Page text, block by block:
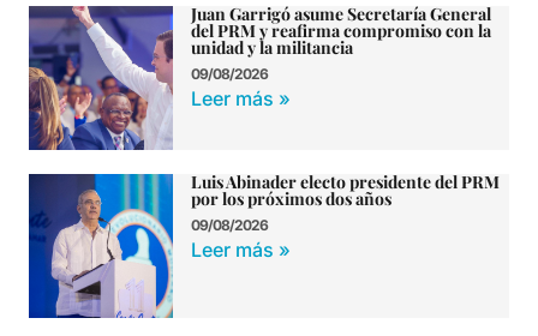
Juan Garrigó asume Secretaría General
del PRM y reafirma compromiso con la
unidad y la militancia
09/08/2026
Leer más »
Luis Abinader electo presidente del PRM
por los próximos dos años
09/08/2026
Leer más »